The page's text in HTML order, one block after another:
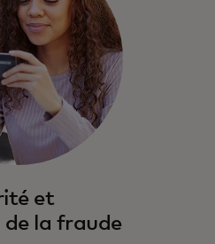
et
la fraude